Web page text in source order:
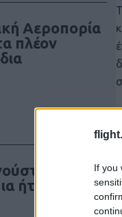
If you
Αεροπορία
πλέον
1777:
ήττα με